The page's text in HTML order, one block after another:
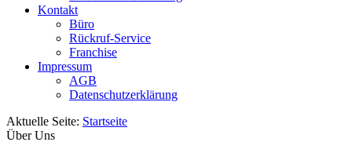
Kontakt
Büro
Rückruf-Service
Franchise
Impressum
AGB
Datenschutzerklärung
Aktuelle Seite: Startseite
Über Uns